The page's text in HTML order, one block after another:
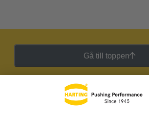
Gå till toppen
HARTING:s nyhetsbrev